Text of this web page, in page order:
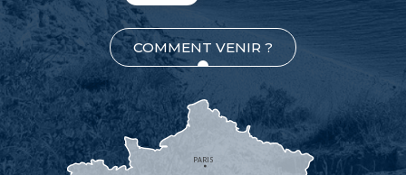
COMMENT VENIR ?
PARIS